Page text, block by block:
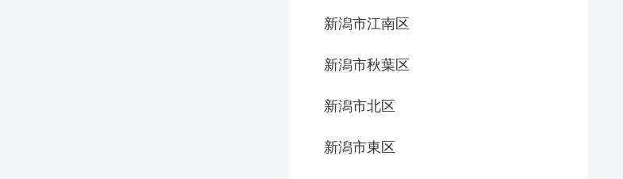
新潟市江南区
新潟市秋葉区
新潟市北区
新潟市東区